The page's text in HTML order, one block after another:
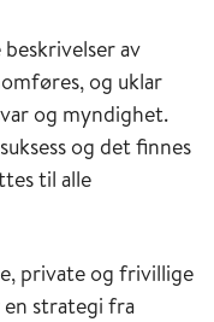
av
og uklar
og myndighet.
og det finnes
til alle
private og frivillige
en strategi fra